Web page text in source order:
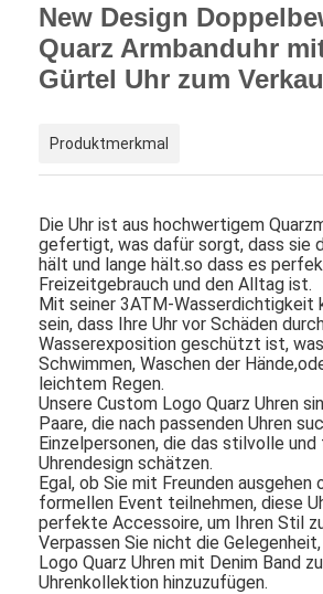
New Design
Quarz Armbanduhr
Gürtel Uhr zum
Produktmerkmal
Die Uhr ist aus hochwertigem
gefertigt, was dafür sorgt, dass sie
hält und lange hält.so dass es
Freizeitgebrauch und den Alltag ist.
Mit seiner 3ATM-Wasserdichtigkeit
sein, dass Ihre Uhr vor Schäden
Wasserexposition geschützt ist,
Schwimmen, Waschen der
leichtem Regen.
Unsere Custom Logo Quarz Uhren
Paare, die nach passenden Uhren
Einzelpersonen, die das stilvolle
Uhrendesign schätzen.
Egal, ob Sie mit Freunden ausgehen
formellen Event teilnehmen, diese
perfekte Accessoire, um Ihren Stil
Verpassen Sie nicht die
Logo Quarz Uhren mit Denim Band
Uhrenkollektion hinzuzufügen.